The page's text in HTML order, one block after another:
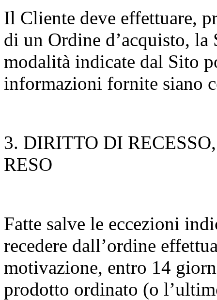
Il Cliente deve effettuare,
di un Ordine d’acquisto, la
modalità indicate dal Sito
informazioni fornite siano
3. DIRITTO DI
RESO
Fatte salve le eccezioni
recedere dall’ordine
motivazione, entro 14
prodotto ordinato (o